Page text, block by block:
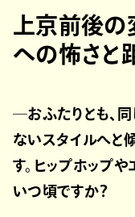
上京前後の
への怖さと
─おふたりとも、同
ないスタイルへと
す。ヒップホップ
いつ頃ですか？